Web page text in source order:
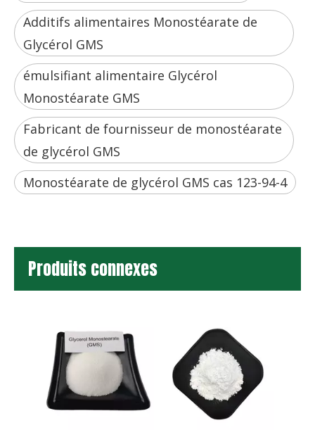
Additifs alimentaires Monostéarate de
Glycérol GMS
émulsifiant alimentaire Glycérol
Monostéarate GMS
Fabricant de fournisseur de monostéarate
de glycérol GMS
Monostéarate de glycérol GMS cas 123-94-4
Produits connexes